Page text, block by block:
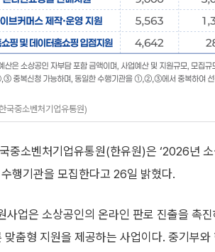
국중소벤처기업유통원)
중소벤처기업유통원(한유원)은 ‘2026년
행기관을 모집한다고 26일 밝혔다.
사업은 소상공인의 온라인 판로 진출을 촉
춤형 지원을 제공하는 사업이다. 중기부와